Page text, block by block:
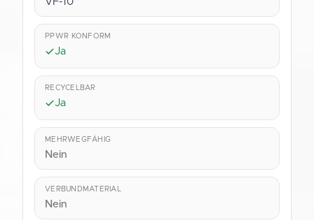
PPWR KONFORM
Ja
RECYCELBAR
Ja
MEHRWEGFÄHIG
Nein
VERBUNDMATERIAL
Nein